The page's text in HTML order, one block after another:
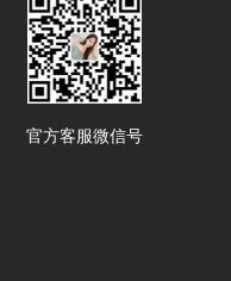
官方客服微信号